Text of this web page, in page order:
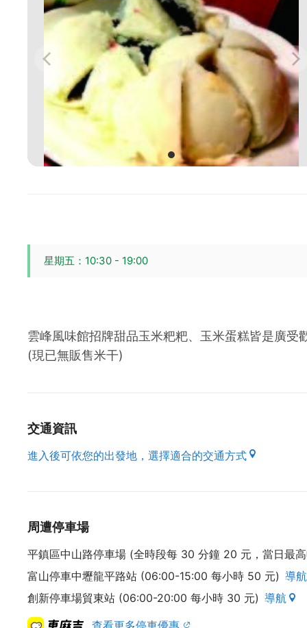
星期五：10:30 - 19:00
雲峰風味館招牌甜品玉米粑粑、玉米蛋糕皆是廣
(現已無販售米干)
交通資訊
進入後可依您的出發地，選擇適合的交通方式
周遭停車場
平鎮區中山路停車場 (全時段每 30 分鐘 20 元，當日最
富山停車中壢龍平路站 (06:00-15:00 每小時 50 元) 導航
創新停車場貿東站 (06:00-20:00 每小時 30 元) 導航
查看更多停車優惠